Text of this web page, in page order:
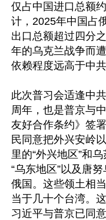
仅占中国进口总额
计，2025年中国占
出口总额超过四分
年的乌克兰战争而
依赖程度远高于中
此次普习会适逢中
周年，也是普京与
友好合作条约》签
民同意把外兴安岭
里的“外兴地区”和
“乌东地区”以及唐
俄国。这些领土相
当于几十个台湾。
习近平与普京已同